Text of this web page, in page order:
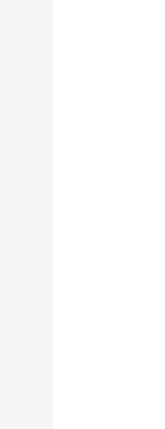
就
菅、
安
就
相
退
桃